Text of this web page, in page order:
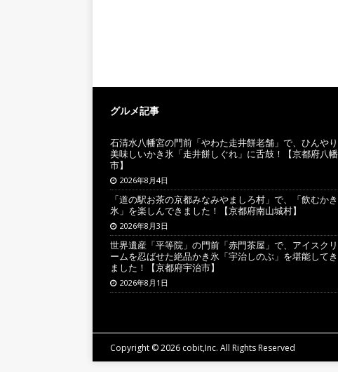
グルメ記事
石清水八幡宮の門前「やわた走井餅老舗」で、ひんやり
美味しいかき氷「走井餅しぐれ」に舌鼓！【京都府八幡
市】
2026年8月4日
「道の駅お茶の京都みなみやましろ村」で、「飲むかき
氷」を楽しんできました！【京都府南山城村】
2026年8月3日
世界遺産「平等院」の門前「赤門茶屋」で、アイスクリ
ームを忍ばせた絶品かき氷「宇治しのぶ」を堪能してき
ました！【京都府宇治市】
2026年8月1日
Copyright © 2026 cobit,Inc. All Rights Reserved